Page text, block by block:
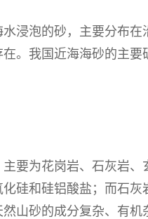
浸泡的砂，主要分布
。我国近海海砂的主
要为花岗岩、石灰岩
硅和硅铝酸盐；而石
山砂的成分复杂、有机